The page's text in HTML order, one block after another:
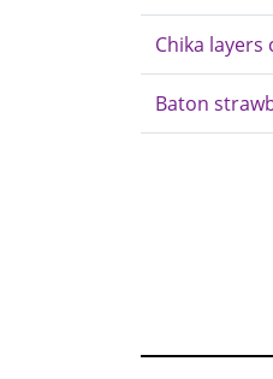
Chika layers
Baton